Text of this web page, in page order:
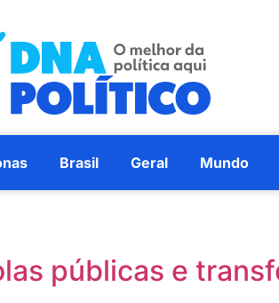
Brasil Geral Mundo
públicas e